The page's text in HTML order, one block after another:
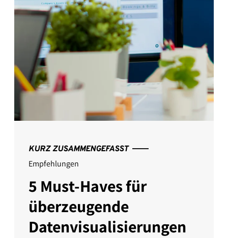
KURZ ZUSAMMENGEFASST
Empfehlungen
5 Must-Haves für
überzeugende
Datenvisualisierungen